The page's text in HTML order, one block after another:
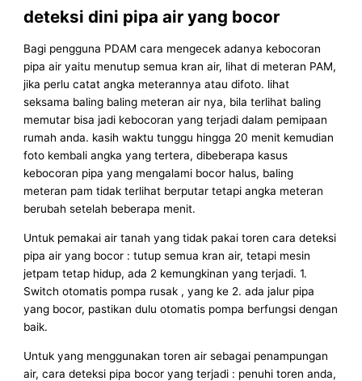
deteksi dini pipa air yang bocor
Bagi pengguna PDAM cara mengecek adanya kebocoran
pipa air yaitu menutup semua kran air, lihat di meteran PAM,
jika perlu catat angka meterannya atau difoto. lihat
seksama baling baling meteran air nya, bila terlihat baling
memutar bisa jadi kebocoran yang terjadi dalam pemipaan
rumah anda. kasih waktu tunggu hingga 20 menit kemudian
foto kembali angka yang tertera, dibeberapa kasus
kebocoran pipa yang mengalami bocor halus, baling
meteran pam tidak terlihat berputar tetapi angka meteran
berubah setelah beberapa menit.
Untuk pemakai air tanah yang tidak pakai toren cara deteksi
pipa air yang bocor : tutup semua kran air, tetapi mesin
jetpam tetap hidup, ada 2 kemungkinan yang terjadi. 1.
Switch otomatis pompa rusak , yang ke 2. ada jalur pipa
yang bocor, pastikan dulu otomatis pompa berfungsi dengan
baik.
Untuk yang menggunakan toren air sebagai penampungan
air, cara deteksi pipa bocor yang terjadi : penuhi toren anda,